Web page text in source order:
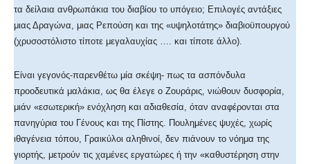
τα δείλαια ανθρωπάκια του διαβίου το υπόγειο; Επιλογές αντάξιες
μιας Δραγώνα, μιας Ρεπούση και της «υψηλοτάτης» διαβιοϋπουργού
(χρυσοστόλιστο τίποτε μεγαλαυχίας …. και τίποτε άλλο).
Είναι γεγονός-παρενθέτω μία σκέψη- πως τα ασπόνδυλα
προοδευτικά μαλάκια, ως θα έλεγε ο Ζουράρις, νιώθουν δυσφορία,
μιάν «εσωτερική» ενόχληση και αδιαθεσία, όταν αναφέρονται στα
πανηγύρια του Γένους και της Πίστης. Πουλημένες ψυχές, χωρίς
ιθαγένεια τόπου, Γραικύλοι αληθινοί, δεν πιάνουν το νόημα της
γιορτής, μετρούν τις χαμένες εργατώρες ή την «καθυστέρηση στην